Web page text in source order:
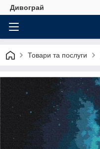
Дивограй
Товари та послуги